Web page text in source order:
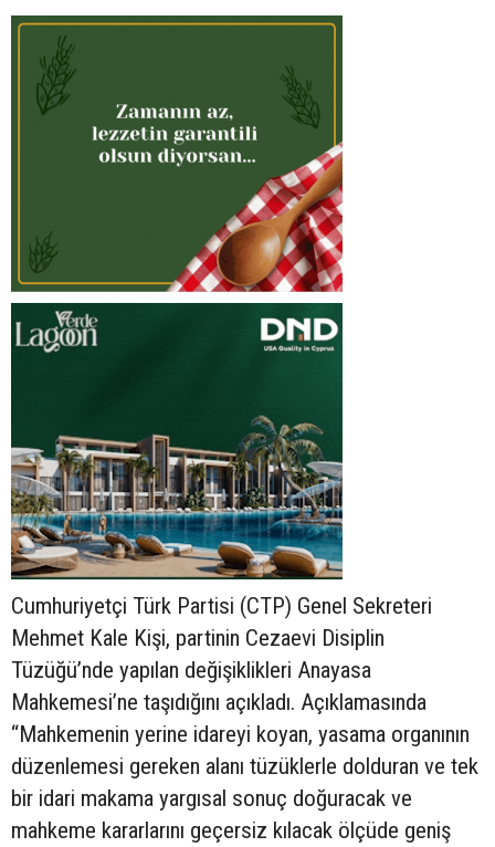
Cumhuriyetçi Türk Partisi (CTP) Genel Sekreteri
Mehmet Kale Kişi, partinin Cezaevi Disiplin
Tüzüğü’nde yapılan değişiklikleri Anayasa
Mahkemesi’ne taşıdığını açıkladı. Açıklamasında
“Mahkemenin yerine idareyi koyan, yasama organının
düzenlemesi gereken alanı tüzüklerle dolduran ve tek
bir idari makama yargısal sonuç doğuracak ve
mahkeme kararlarını geçersiz kılacak ölçüde geniş